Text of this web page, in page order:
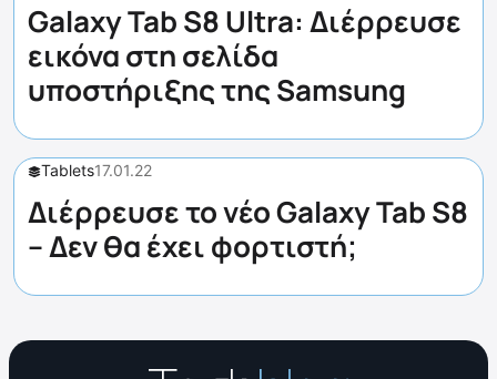
Galaxy Tab S8 Ultra: Διέρρευσε
εικόνα στη σελίδα
υποστήριξης της Samsung
Tablets17.01.22
Διέρρευσε το νέο Galaxy Tab S8
– Δεν θα έχει φορτιστή;